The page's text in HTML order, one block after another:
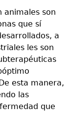
animales son
que sí
a
les son
esta manera,
las
que